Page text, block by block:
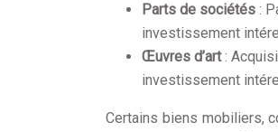
Parts de sociétés :
investissement
Œuvres d’art:
investissement
Certains biens mobiliers,